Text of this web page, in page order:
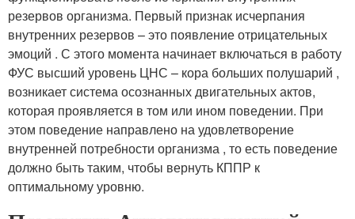
резервов организма. Первый признак исчерпания
внутренних резервов – это появление отрицательных
эмоций . С этого момента начинает включаться в работу
ФУС высший уровень ЦНС – кора больших полушарий ,
возникает система осознанных двигательных актов,
которая проявляется в том или ином поведении. При
этом поведение направлено на удовлетворение
внутренней потребности организма , то есть поведение
должно быть таким, чтобы вернуть КППР к
оптимальному уровню.